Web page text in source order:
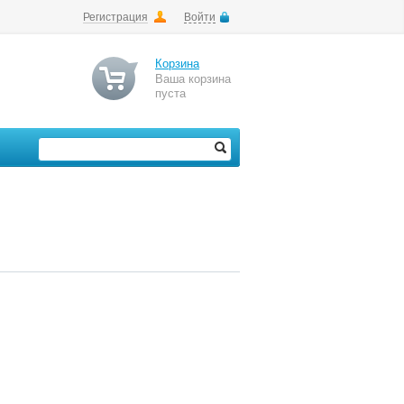
Регистрация Войти
Корзина
Ваша корзина
пуста